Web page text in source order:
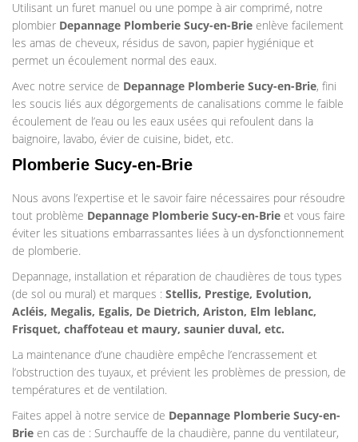
Utilisant un furet manuel ou une pompe à air comprimé, notre
plombier Depannage Plomberie Sucy-en-Brie enlève facilement
les amas de cheveux, résidus de savon, papier hygiénique et
permet un écoulement normal des eaux.
Avec notre service de Depannage Plomberie Sucy-en-Brie, fini
les soucis liés aux dégorgements de canalisations comme le faible
écoulement de l’eau ou les eaux usées qui refoulent dans la
baignoire, lavabo, évier de cuisine, bidet, etc.
Plomberie Sucy-en-Brie
Nous avons l’expertise et le savoir faire nécessaires pour résoudre
tout problème Depannage Plomberie Sucy-en-Brie et vous faire
éviter les situations embarrassantes liées à un dysfonctionnement
de plomberie.
Depannage, installation et réparation de chaudières de tous types
(de sol ou mural) et marques : Stellis, Prestige, Evolution,
Acléis, Megalis, Egalis, De Dietrich, Ariston, Elm leblanc,
Frisquet, chaffoteau et maury, saunier duval, etc.
La maintenance d’une chaudière empêche l’encrassement et
l’obstruction des tuyaux, et prévient les problèmes de pression, de
températures et de ventilation.
Faites appel à notre service de Depannage Plomberie Sucy-en-
Brie en cas de : Surchauffe de la chaudière, panne du ventilateur,